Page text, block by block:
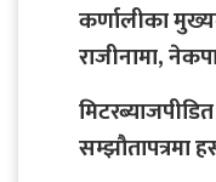
कर्णालीका
राजीनामा,
सम्झौतापत्रमा